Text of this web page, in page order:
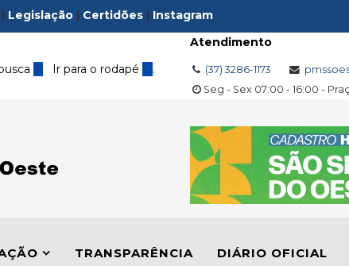
Legislação | Certidões | Instagram
3 Ir para o rodapé 4 .
Atendimento
(37) 3286-1173
Seg - Sex 07:00 - 16:00 -
TRANSPARÊNCIA DIÁRIO OFICIAL